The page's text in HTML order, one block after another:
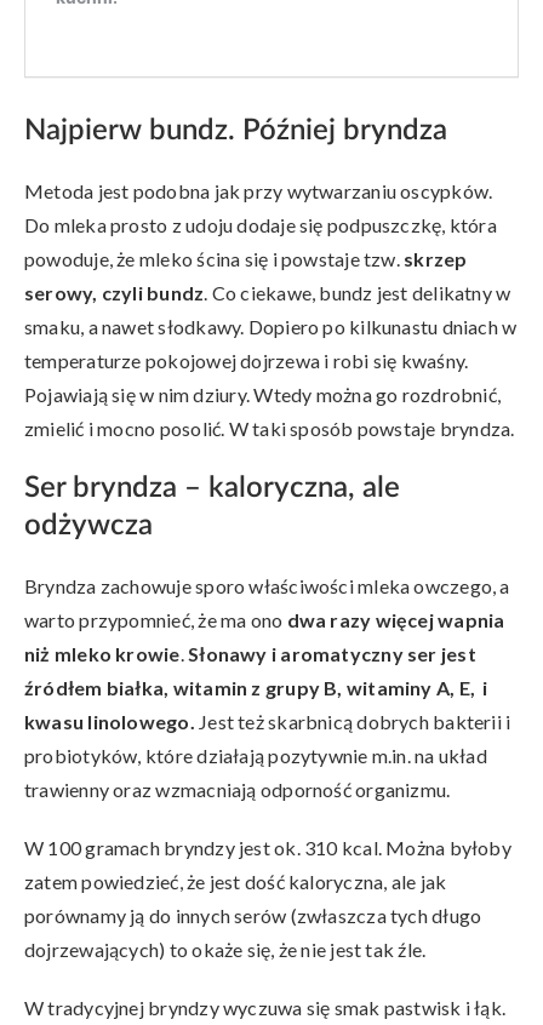
Najpierw bundz. Później bryndza
Metoda jest podobna jak przy wytwarzaniu oscypków.
Do mleka prosto z udoju dodaje się podpuszczkę, która
powoduje, że mleko ścina się i powstaje tzw. skrzep
serowy, czyli bundz. Co ciekawe, bundz jest delikatny w
smaku, a nawet słodkawy. Dopiero po kilkunastu dniach w
temperaturze pokojowej dojrzewa i robi się kwaśny.
Pojawiają się w nim dziury. Wtedy można go rozdrobnić,
zmielić i mocno posolić. W taki sposób powstaje bryndza.
Ser bryndza – kaloryczna, ale
odżywcza
Bryndza zachowuje sporo właściwości mleka owczego, a
warto przypomnieć, że ma ono dwa razy więcej wapnia
niż mleko krowie.Słonawy i aromatyczny ser jest
źródłem białka, witamin z grupy B, witaminy A, E, i
kwasu linolowego. Jest też skarbnicą dobrych bakterii i
probiotyków, które działają pozytywnie m.in. na układ
trawienny oraz wzmacniają odporność organizmu.
W 100 gramach bryndzy jest ok. 310 kcal. Można byłoby
zatem powiedzieć, że jest dość kaloryczna, ale jak
porównamy ją do innych serów (zwłaszcza tych długo
dojrzewających) to okaże się, że nie jest tak źle.
W tradycyjnej bryndzy wyczuwa się smak pastwisk i łąk.